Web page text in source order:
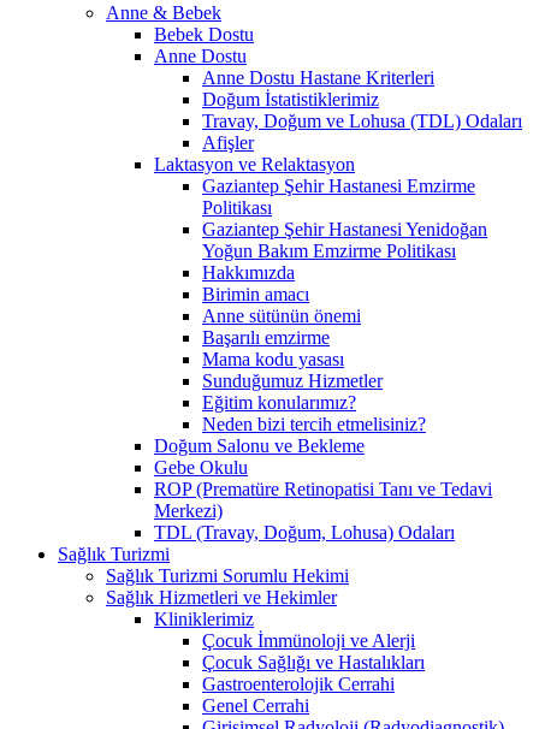
Anne & Bebek
Bebek Dostu
Anne Dostu
Anne Dostu Hastane Kriterleri
Doğum İstatistiklerimiz
Travay, Doğum ve Lohusa (TDL) Odaları
Afişler
Laktasyon ve Relaktasyon
Gaziantep Şehir Hastanesi Emzirme
Politikası
Gaziantep Şehir Hastanesi Yenidoğan
Yoğun Bakım Emzirme Politikası
Hakkımızda
Birimin amacı
Anne sütünün önemi
Başarılı emzirme
Mama kodu yasası
Sunduğumuz Hizmetler
Eğitim konularımız?
Neden bizi tercih etmelisiniz?
Doğum Salonu ve Bekleme
Gebe Okulu
ROP (Prematüre Retinopatisi Tanı ve Tedavi
Merkezi)
TDL (Travay, Doğum, Lohusa) Odaları
Sağlık Turizmi
Sağlık Turizmi Sorumlu Hekimi
Sağlık Hizmetleri ve Hekimler
Kliniklerimiz
Çocuk İmmünoloji ve Alerji
Çocuk Sağlığı ve Hastalıkları
Gastroenterolojik Cerrahi
Genel Cerrahi